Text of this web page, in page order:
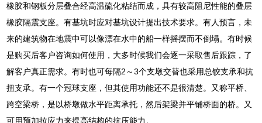
橡胶和钢板分层叠合经高温硫化粘结而成，具有较高阻尼性能的叠层
橡胶隔震支座。有基坑时应对基坑设计提出技术要求。有人预言，未
来的建筑物在地震中可以像漂在水中的船一样摇摆而不倒塌。有时候
是购买后客户咨询如何使用，大多时候我们会逐一采取售后跟踪，了
解客户真正需求。有时也可每隔2～3个支墩交替也采用总铰支承和抗
扭支承。有一个冠球支座，但其使用功能还不是很清楚。又称平桥、
跨空梁桥，是以桥墩做水平距离承托，然后架梁并平铺桥面的桥。又
可用预加拉应力来提高结构的抗压能力。